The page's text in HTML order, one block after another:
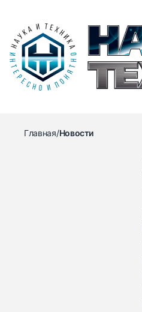
Главная/Новости